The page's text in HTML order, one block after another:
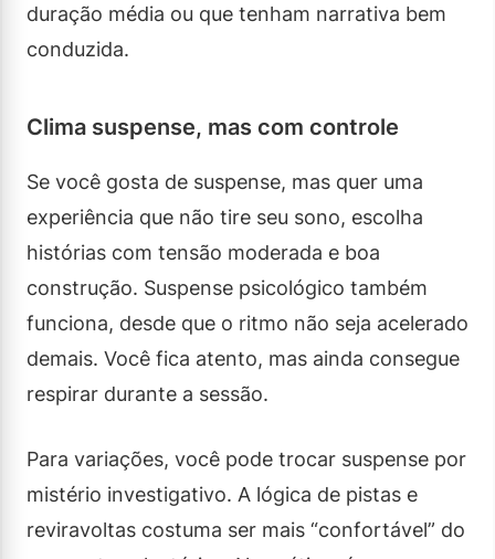
duração média ou que tenham narrativa bem
conduzida.
Clima suspense, mas com controle
Se você gosta de suspense, mas quer uma
experiência que não tire seu sono, escolha
histórias com tensão moderada e boa
construção. Suspense psicológico também
funciona, desde que o ritmo não seja acelerado
demais. Você fica atento, mas ainda consegue
respirar durante a sessão.
Para variações, você pode trocar suspense por
mistério investigativo. A lógica de pistas e
reviravoltas costuma ser mais “confortável” do